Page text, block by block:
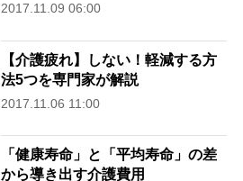
2017.11.09 06:00
【介護疲れ】しない！軽減する方
法5つを専門家が解説
2017.11.06 11:00
「健康寿命」と「平均寿命」の差
から導き出す介護費用